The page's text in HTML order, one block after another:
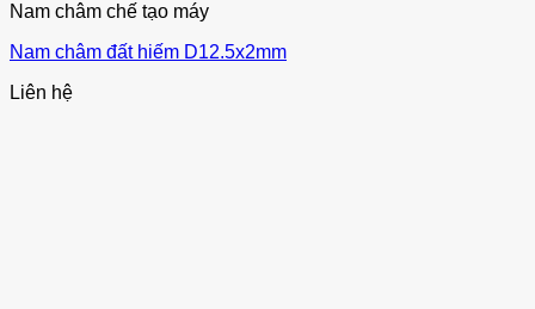
Nam châm chế tạo máy
Nam châm đất hiếm D12.5x2mm
Liên hệ